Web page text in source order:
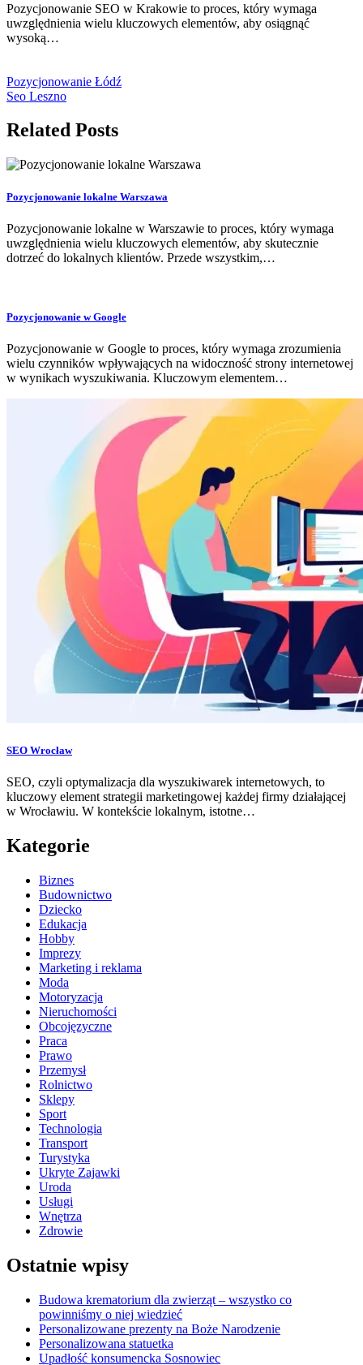
Pozycjonowanie SEO w Krakowie to proces, który wymaga
uwzględnienia wielu kluczowych elementów, aby osiągnąć
wysoką…
Pozycjonowanie Łódź
Seo Leszno
Related Posts
Pozycjonowanie lokalne Warszawa
Pozycjonowanie lokalne w Warszawie to proces, który wymaga
uwzględnienia wielu kluczowych elementów, aby skutecznie
dotrzeć do lokalnych klientów. Przede wszystkim,…
Pozycjonowanie w Google
Pozycjonowanie w Google to proces, który wymaga zrozumienia
wielu czynników wpływających na widoczność strony internetowej
w wynikach wyszukiwania. Kluczowym elementem…
SEO Wrocław
SEO, czyli optymalizacja dla wyszukiwarek internetowych, to
kluczowy element strategii marketingowej każdej firmy działającej
w Wrocławiu. W kontekście lokalnym, istotne…
Kategorie
Biznes
Budownictwo
Dziecko
Edukacja
Hobby
Imprezy
Marketing i reklama
Moda
Motoryzacja
Nieruchomości
Obcojęzyczne
Praca
Prawo
Przemysł
Rolnictwo
Sklepy
Sport
Technologia
Transport
Turystyka
Ukryte Zajawki
Uroda
Usługi
Wnętrza
Zdrowie
Ostatnie wpisy
Budowa krematorium dla zwierząt – wszystko co
powinniśmy o niej wiedzieć
Personalizowane prezenty na Boże Narodzenie
Personalizowana statuetka
Upadłość konsumencka Sosnowiec